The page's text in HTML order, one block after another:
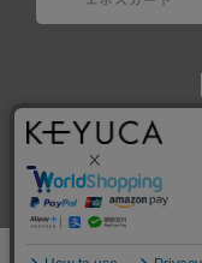
Copyright ©